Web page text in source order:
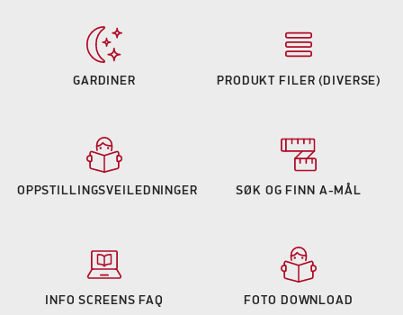
GARDINER PRODUKT FILER (DIVERSE)
OPPSTILLINGSVEILEDNINGER SØK OG FINN A-MÅL
INFO SCREENS FAQ FOTO DOWNLOAD